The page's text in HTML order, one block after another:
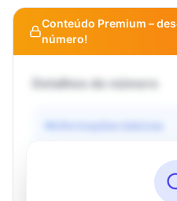
Conteúdo Premium –
número!
Detalhes do número
Informações básicas